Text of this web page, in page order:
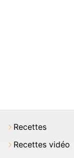
Recettes
Recettes vidéo